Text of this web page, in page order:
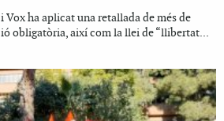
Vox ha aplicat una retallada de més de
obligatòria, així com la llei de “llibertat...